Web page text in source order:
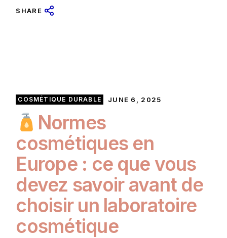
SHARE
COSMÉTIQUE DURABLE JUNE 6, 2025
Normes
cosmétiques en
Europe : ce que vous
devez savoir avant de
choisir un laboratoire
cosmétique